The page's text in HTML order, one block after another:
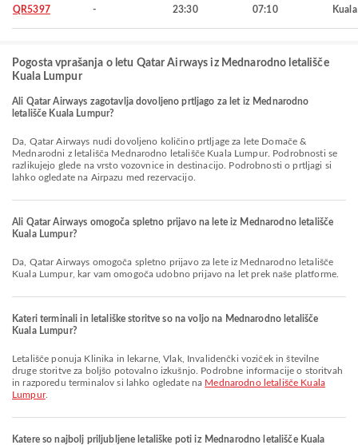
QR5397 - 23:30 07:10
Pogosta vprašanja o letu Qatar Airways iz Mednarodno letališče
Kuala Lumpur
Ali Qatar Airways zagotavlja dovoljeno prtljago za let iz Mednarodno
letališče Kuala Lumpur?
Da, Qatar Airways nudi dovoljeno količino prtljage za lete Domače &
Mednarodni z letališča Mednarodno letališče Kuala Lumpur. Podrobnosti se
razlikujejo glede na vrsto vozovnice in destinacijo. Podrobnosti o prtljagi si
lahko ogledate na Airpazu med rezervacijo.
Ali Qatar Airways omogoča spletno prijavo na lete iz Mednarodno letališče
Kuala Lumpur?
Da, Qatar Airways omogoča spletno prijavo za lete iz Mednarodno letališče
Kuala Lumpur, kar vam omogoča udobno prijavo na let prek naše platforme.
Kateri terminali in letališke storitve so na voljo na Mednarodno letališče
Kuala Lumpur?
Letališče ponuja Klinika in lekarne, Vlak, Invalidenčki voziček in številne
druge storitve za boljšo potovalno izkušnjo. Podrobne informacije o storitvah
in razporedu terminalov si lahko ogledate na Mednarodno letališče Kuala
Lumpur.
Katere so najbolj priljubljene letališke poti iz Mednarodno letališče Kuala